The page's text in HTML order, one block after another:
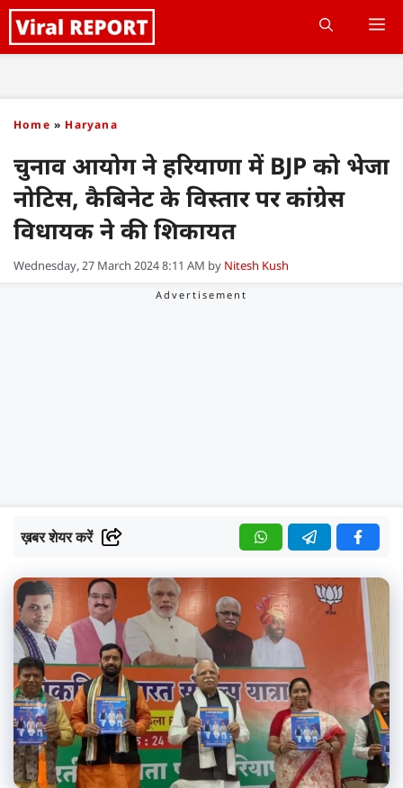
Skip
to
Home » Haryana
चुनाव आयोग ने हरियाणा में BJP को भेजा
नोटिस, कैबिनेट के विस्तार पर कांग्रेस
विधायक ने की शिकायत
Wednesday, 27 March 2024 8:11 AM by Nitesh Kush
ख़बर शेयर करें